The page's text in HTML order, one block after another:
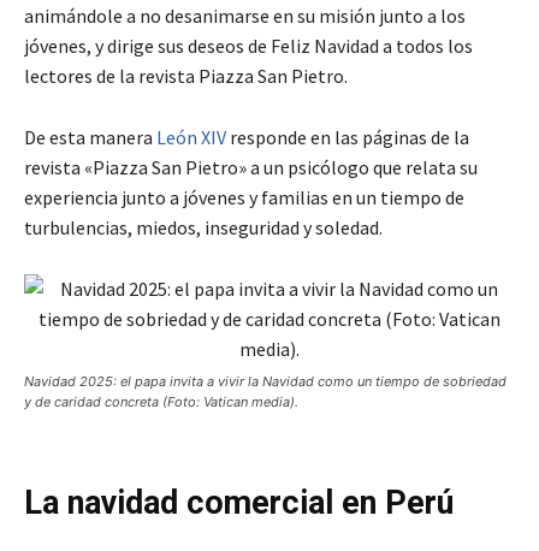
animándole a no desanimarse en su misión junto a los
jóvenes, y dirige sus deseos de Feliz Navidad a todos los
lectores de la revista Piazza San Pietro.
De esta manera León XIV responde en las páginas de la
revista «Piazza San Pietro» a un psicólogo que relata su
experiencia junto a jóvenes y familias en un tiempo de
turbulencias, miedos, inseguridad y soledad.
Navidad 2025: el papa invita a vivir la Navidad como un tiempo de sobriedad
y de caridad concreta (Foto: Vatican media).
La navidad comercial en Perú